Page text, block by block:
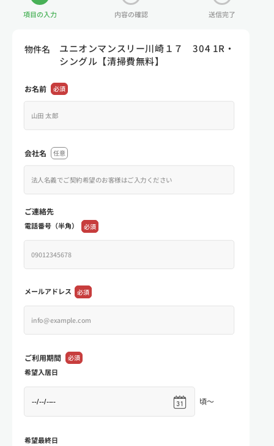
項目の入力 内容の確認 送信完了
物件名
ユニオンマンスリー川崎１７ 304 1R・
シングル【清掃費無料】
お名前 必須
会社名 任意
ご連絡先
電話番号（半角） 必須
メールアドレス 必須
ご利用期間 必須
希望入居日
頃～
希望最終日